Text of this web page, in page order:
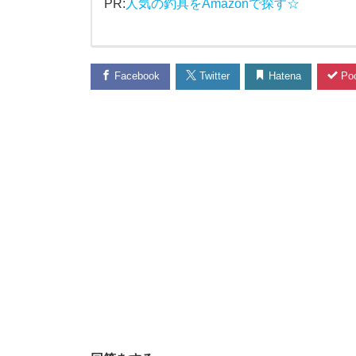
、
秋
PR: 人気の釣具をAmazonで探す☆
Facebook Twitter Hatena